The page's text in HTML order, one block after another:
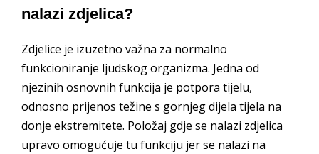
nalazi zdjelica?
Zdjelice je izuzetno važna za normalno
funkcioniranje ljudskog organizma. Jedna od
njezinih osnovnih funkcija je potpora tijelu,
odnosno prijenos težine s gornjeg dijela tijela na
donje ekstremitete. Položaj gdje se nalazi zdjelica
upravo omogućuje tu funkciju jer se nalazi na